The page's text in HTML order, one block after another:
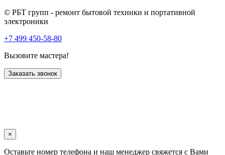
© РБТ групп - ремонт бытовой техники и портативной
электроники
+7 499 450-58-80
Вызовите мастера!
Заказать звонок
×
Оставьте номер телефона и наш менеджер свяжется с Вами